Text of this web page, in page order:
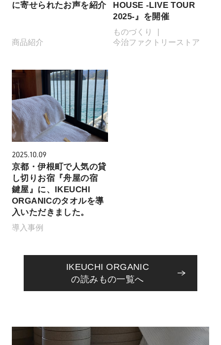
に寄せられたお声を紹介
商品紹介
HOUSE -LIVE TOUR
2025-』を開催
ものづくり
今治ファクトリーストア
2025.10.09
京都・伊根町で人気の貸
し切りお宿『舟屋の宿
鍵屋』に、IKEUCHI
ORGANICのタオルを導
入いただきました。
導入事例
IKEUCHI ORGANIC
の読みもの一覧へ